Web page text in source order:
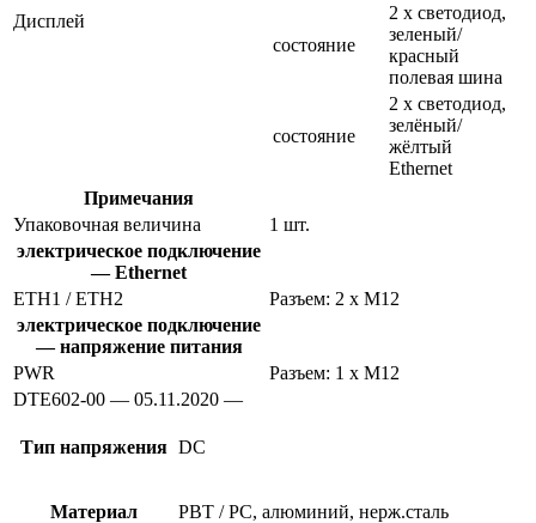
Дисплей
состояние
2 x светодиод,
зеленый/
красный
полевая шина
состояние
2 x светодиод,
зелёный/
жёлтый
Ethernet
Примечания
Упаковочная величина
1 шт.
электрическое подключение
— Ethernet
ETH1 / ETH2
Разъем: 2 x M12
электрическое подключение
— напряжение питания
PWR
Разъем: 1 x M12
DTE602-00 — 05.11.2020 —
Тип напряжения DC
Материал PBT / PC, алюминий, нерж.сталь